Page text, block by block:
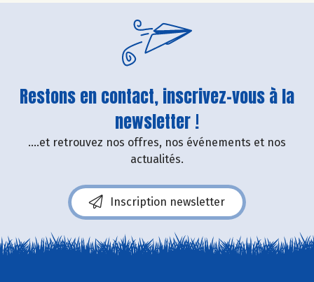
Restons en contact, inscrivez-vous à la
newsletter !
....et retrouvez nos offres, nos événements et nos
actualités.
Inscription newsletter